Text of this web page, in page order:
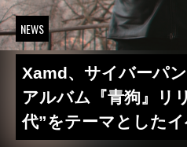
NEWS
Xamd、サイバーパ
アルバム『青狗』リ
代”をテーマとした